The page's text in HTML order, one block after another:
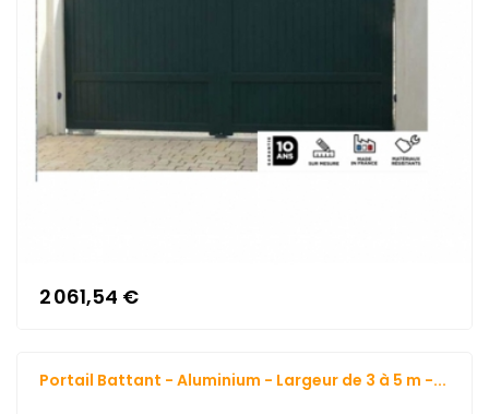
2 061,54 €
Portail Battant - Aluminium - Largeur de 3 à 5 m -...